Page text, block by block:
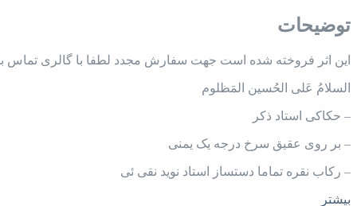
توضیحات
این اثر فروخته شده است جهت سفارش مجدد لطفا با گالری تماس
السلامُ عَلی الحُسین المَظلوم
– حکاکی استاد ذکر
– بر روی عقیق سرخ درجه یک یمنی
– رکاب نقره تماما دستساز استاد نوید نقی ئی
بیشتر